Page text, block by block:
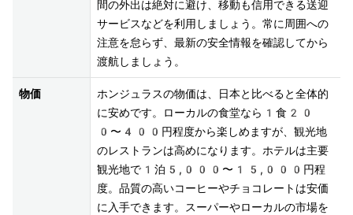
間の外出は絶対に避け、移動も信用できる送迎
サービスなどを利用しましょう。常に周囲への
注意を怠らず、最新の安全情報を確認してから
渡航しましょう。
物価
ホンジュラスの物価は、日本と比べると全体的
に安めです。ローカルの食堂なら1食20
0〜400円程度から楽しめますが、観光地
のレストランは高めになります。ホテルは主要
観光地で1泊5,000〜15,000円程
度。品質の高いコーヒーやチョコレートは安価
に入手できます。スーパーやローカルの市場を